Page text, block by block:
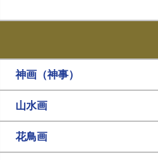
神画（神事）
山水画
花鳥画